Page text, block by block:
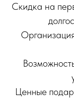
Скидка на
Ценные